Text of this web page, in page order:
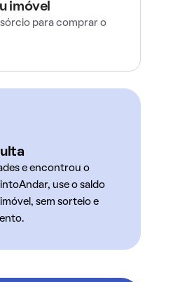
imóvel
para comprar o
e encontrou o
use o saldo
sem sorteio e